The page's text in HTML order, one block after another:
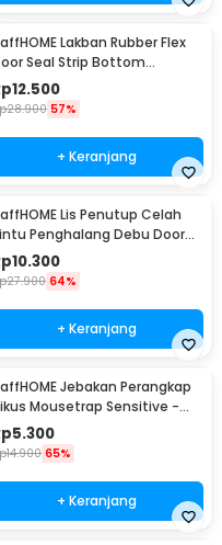
Lakban Rubber Flex
Seal Strip Bottom
35mmx5M - TP39
12.500
28.900 57%
+ Keranjang
Lis Penutup Celah
Penghalang Debu Door
Seal 1M - LQ7
10.300
27.900 64%
+ Keranjang
Jebakan Perangkap
Mousetrap Sensitive -
2021
5.300
14.900 65%
+ Keranjang